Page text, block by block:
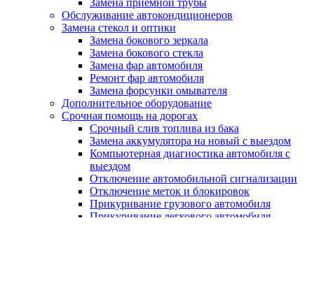
Замена приемной трубы
Обслуживание автокондиционеров
Замена стекол и оптики
Замена бокового зеркала
Замена бокового стекла
Замена фар автомобиля
Ремонт фар автомобиля
Замена форсунки омывателя
Дополнительное оборудование
Срочная помощь на дорогах
Срочный слив топлива из бака
Замена аккумулятора на новый с выездом
Компьютерная диагностика автомобиля с
выездом
Отключение автомобильной сигнализации
Отключение меток и блокировок
Прикуривание грузового автомобиля
Прикуривание легкового автомобиля